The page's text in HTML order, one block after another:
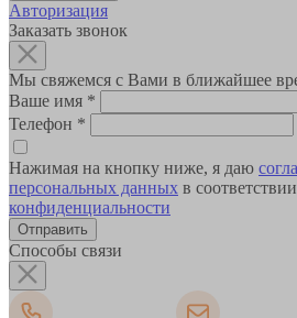
Авторизация
Заказать звонок
Мы свяжемся с Вами в ближайшее
Ваше имя *
Телефон *
Нажимая на кнопку ниже, я даю
персональных данных в
конфиденциальности
Способы связи